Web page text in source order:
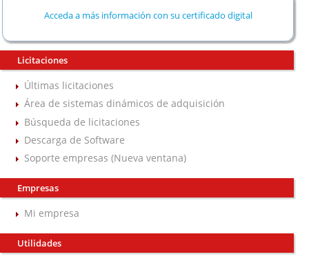
Acceda a más información con su certificado digital
Licitaciones
Últimas licitaciones
Área de sistemas dinámicos de adquisición
Búsqueda de licitaciones
Descarga de Software
Soporte empresas (Nueva ventana)
Empresas
Mi empresa
Utilidades